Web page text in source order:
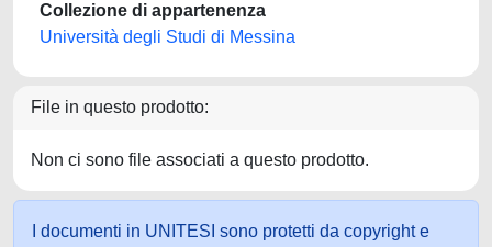
Collezione di appartenenza
Università degli Studi di Messina
File in questo prodotto:
Non ci sono file associati a questo prodotto.
I documenti in UNITESI sono protetti da copyright e